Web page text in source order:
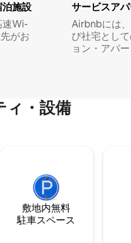
施⁠設
速Wi-
がお
サービスア
Airbnbには
び社宅とし
ョン・アパ
ィ・設備
敷地内無料
駐⁠車ス⁠ペ⁠ー⁠ス